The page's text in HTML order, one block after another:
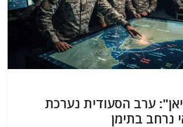
ערב הסעודית נערכת
נרחב בתימן